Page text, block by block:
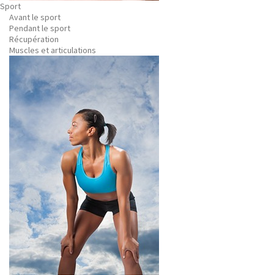
Sport
Avant le sport
Pendant le sport
Récupération
Muscles et articulations